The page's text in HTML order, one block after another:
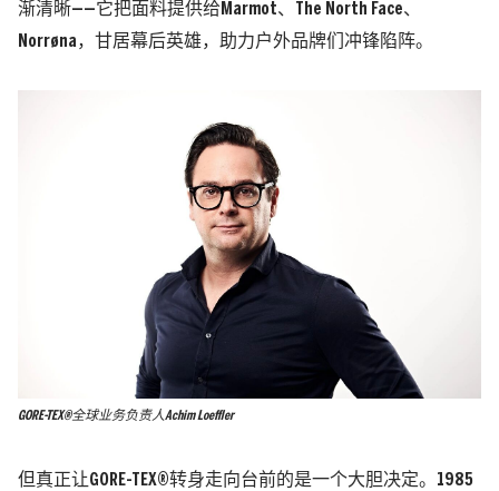
渐清晰——它把面料提供给Marmot、The North Face、
Norrøna ，甘居幕后英雄，助力户外品牌们冲锋陷阵。
GORE-TEX®全球业务负责人Achim Loeffler
但真正让GORE-TEX®转身走向台前的是一个大胆决定。1985